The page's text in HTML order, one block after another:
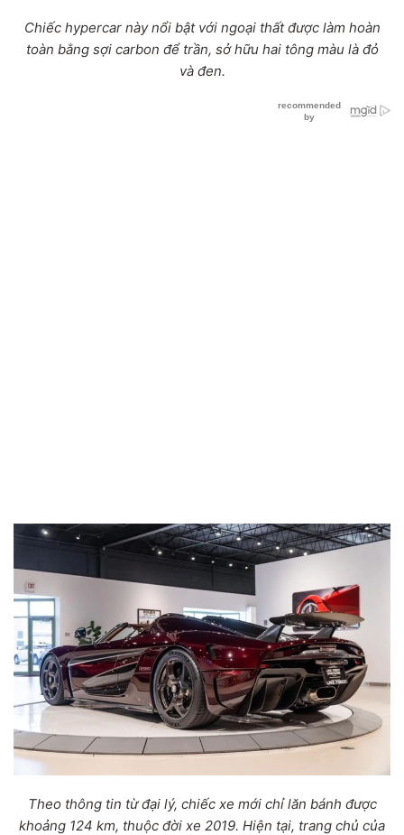
Chiếc hypercar này nổi bật với ngoại thất được làm hoàn
toàn bằng sợi carbon để trần, sở hữu hai tông màu là đỏ
và đen.
Theo thông tin từ đại lý, chiếc xe mới chỉ lăn bánh được
khoảng 124 km, thuộc đời xe 2019. Hiện tại, trang chủ của